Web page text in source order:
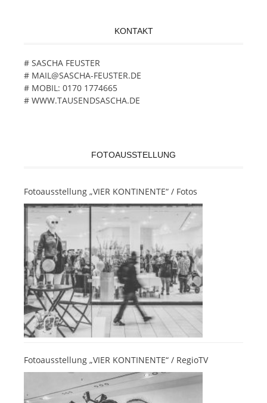
KONTAKT
# SASCHA FEUSTER
# MAIL@SASCHA-FEUSTER.DE
# MOBIL: 0170 1774665
# WWW.TAUSENDSASCHA.DE
FOTOAUSSTELLUNG
Fotoausstellung „VIER KONTINENTE“ / Fotos
Fotoausstellung „VIER KONTINENTE“ / RegioTV